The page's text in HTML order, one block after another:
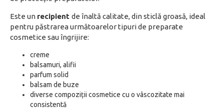
Este un recipient de înaltă calitate, din sticlă groasă, ideal
pentru păstrarea următoarelor tipuri de preparate
cosmetice sau îngrijire:
creme
balsamuri, alifii
parfum solid
balsam de buze
diverse compoziții cosmetice cu o vâscozitate mai
consistentă